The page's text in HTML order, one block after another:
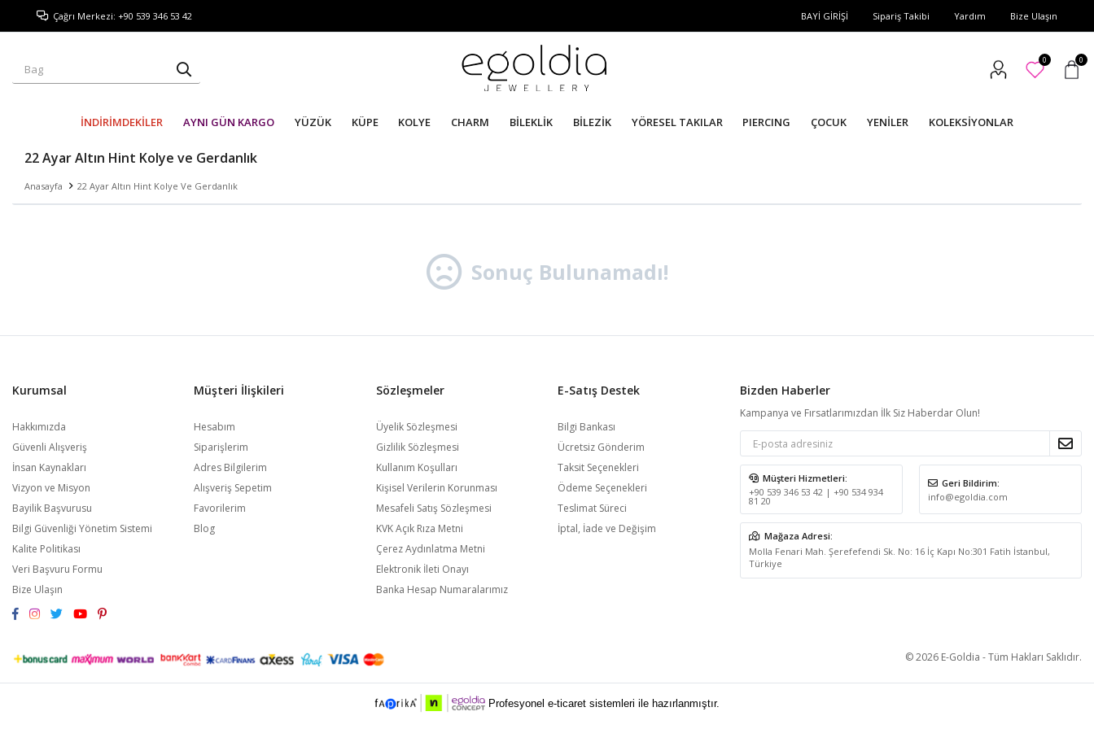
Çağrı Merkezi: +90 539 346 53 42 BAYİ GİRİŞİ Sipariş Takibi Yardım Bize Ulaşın
0 0
İNDİRİMDEKİLER AYNI GÜN KARGO YÜZÜK KÜPE KOLYE CHARM BİLEKLİK BİLEZİK YÖRESEL TAKILAR PIERCING ÇOCUK YENİLER KOLEKSİYONLAR
22 Ayar Altın Hint Kolye ve Gerdanlık
Anasayfa 22 Ayar Altın Hint Kolye Ve Gerdanlık
Sonuç Bulunamadı!
Kurumsal
Hakkımızda
Güvenli Alışveriş
İnsan Kaynakları
Vizyon ve Misyon
Bayilik Başvurusu
Bilgi Güvenliği Yönetim Sistemi
Kalite Politikası
Veri Başvuru Formu
Bize Ulaşın
Müşteri İlişkileri
Hesabım
Siparişlerim
Adres Bilgilerim
Alışveriş Sepetim
Favorilerim
Blog
Sözleşmeler
Üyelik Sözleşmesi
Gizlilik Sözleşmesi
Kullanım Koşulları
Kişisel Verilerin Korunması
Mesafeli Satış Sözleşmesi
KVK Açık Rıza Metni
Çerez Aydınlatma Metni
Elektronik İleti Onayı
Banka Hesap Numaralarımız
E-Satış Destek
Bilgi Bankası
Ücretsiz Gönderim
Taksit Seçenekleri
Ödeme Seçenekleri
Teslimat Süreci
İptal, İade ve Değişim
Bizden Haberler
Kampanya ve Fırsatlarımızdan İlk Siz Haberdar Olun!
Müşteri Hizmetleri:
+90 539 346 53 42 | +90 534 934
81 20
Geri Bildirim:
info@egoldia.com
Mağaza Adresi:
Molla Fenari Mah. Şerefefendi Sk. No: 16 İç Kapı No:301 Fatih İstanbul,
Türkiye
© 2026 E-Goldia - Tüm Hakları Saklıdır.
Profesyonel e-ticaret sistemleri ile hazırlanmıştır.